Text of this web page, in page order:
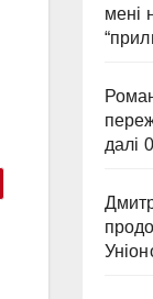
мені
далі